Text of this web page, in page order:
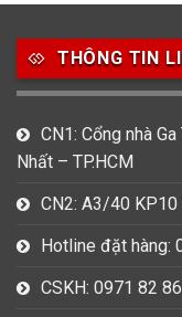
Thương hiệu
27
Bentley
49
Carnival
0
Frederique
THÔNG TIN
CN1: Cổng nhà
Nhất – TP.HCM
CN2: A3/40
Hotline đặt hàng:
CSKH: 0971 82